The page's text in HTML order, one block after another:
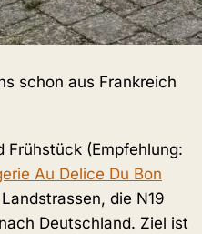
schon aus Frankreich
Frühstück (Empfehlung:
Au Delice Du Bon
die N19
Deutschland. Ziel ist